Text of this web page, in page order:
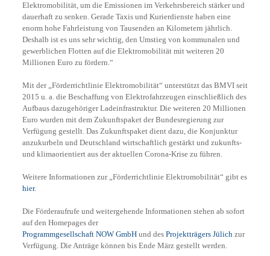
Elektromobilität, um die Emissionen im Verkehrsbereich stärker und
dauerhaft zu senken. Gerade Taxis und Kurierdienste haben eine
enorm hohe Fahrleistung von Tausenden an Kilometern jährlich.
Deshalb ist es uns sehr wichtig, den Umstieg von kommunalen und
gewerblichen Flotten auf die Elektromobilität mit weiteren 20
Millionen Euro zu fördern.“
Mit der „Förderrichtlinie Elektromobilität“ unterstützt das BMVI seit
2015 u. a. die Beschaffung von Elektrofahrzeugen einschließlich des
Aufbaus dazugehöriger Ladeinfrastruktur. Die weiteren 20 Millionen
Euro wurden mit dem Zukunftspaket der Bundesregierung zur
Verfügung gestellt. Das Zukunftspaket dient dazu, die Konjunktur
anzukurbeln und Deutschland wirtschaftlich gestärkt und zukunfts-
und klimaorientiert aus der aktuellen Corona-Krise zu führen.
Weitere Informationen zur „Förderrichtlinie Elektromobilität“ gibt es
hier.
Die Förderaufrufe und weitergehende Informationen stehen ab sofort
auf den Homepages der
Programmgesellschaft NOW GmbHund des Projektträgers Jülichzur
Verfügung. Die Anträge können bis Ende März gestellt werden.